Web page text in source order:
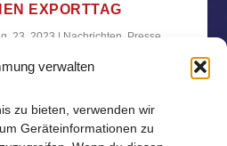
verwalten
zu bieten, verwenden wir
Geräteinformationen zu
EXPORTTAG
23, 2023 | Nachrichten Presse
Mitteldeutschen Exporttag Am